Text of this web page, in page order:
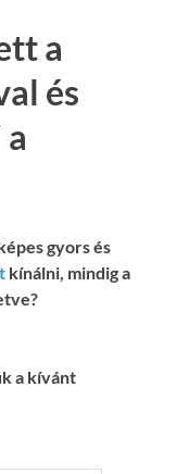
a
és
gyors és
kínálni, mindig a
a kívánt